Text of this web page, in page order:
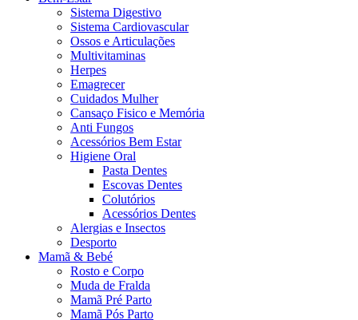
Sistema Digestivo
Sistema Cardiovascular
Ossos e Articulações
Multivitaminas
Herpes
Emagrecer
Cuidados Mulher
Cansaço Fisico e Memória
Anti Fungos
Acessórios Bem Estar
Higiene Oral
Pasta Dentes
Escovas Dentes
Colutórios
Acessórios Dentes
Alergias e Insectos
Desporto
Mamã & Bebé
Rosto e Corpo
Muda de Fralda
Mamã Pré Parto
Mamã Pós Parto